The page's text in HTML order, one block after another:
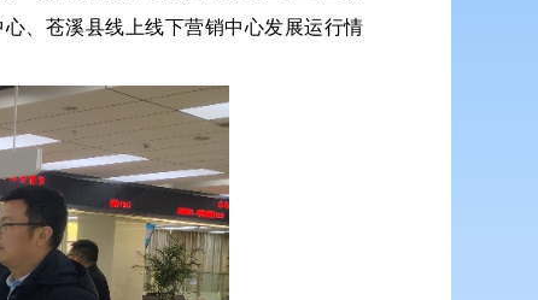
、苍溪县线上线下营销中心发展运行情